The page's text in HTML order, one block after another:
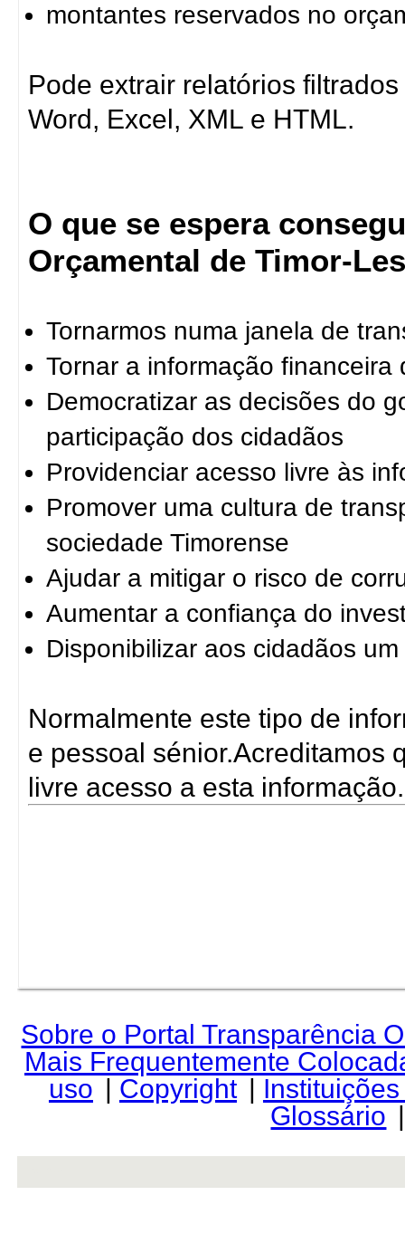
montantes reservados no
Pode extrair relatórios
Word, Excel, XML e HTML.
O que se espera
Orçamental de Timor-
Tornarmos numa janela de
Tornar a informação
Democratizar as decisões do
participação dos cidadãos
Providenciar acesso livre às
Promover uma cultura de
sociedade Timorense
Ajudar a mitigar o risco de
Aumentar a confiança do
Disponibilizar aos cidadãos
Normalmente este tipo de
e pessoal sénior.Acreditamos
livre acesso a esta informação.
Sobre o Portal Transparência
Mais Frequentemente
uso | Copyright |
Glossário